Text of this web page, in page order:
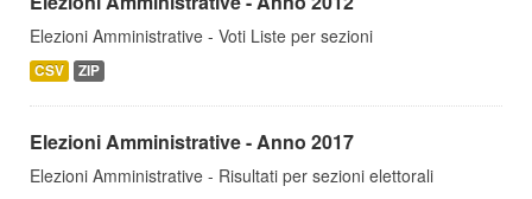
Elezioni Amministrative - Voti Liste per sezioni
CSV ZIP
Elezioni Amministrative - Anno 2017
Elezioni Amministrative - Risultati per sezioni elettorali